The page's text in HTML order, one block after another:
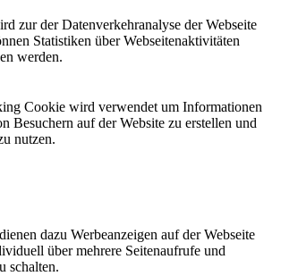
zur der Datenverkehranalyse der Webseite
Statistiken über Webseitenaktivitäten
werden.
Cookie wird verwendet um Informationen
Besuchern auf der Website zu erstellen und
nutzen.
dazu Werbeanzeigen auf der Webseite
über mehrere Seitenaufrufe und
schalten.